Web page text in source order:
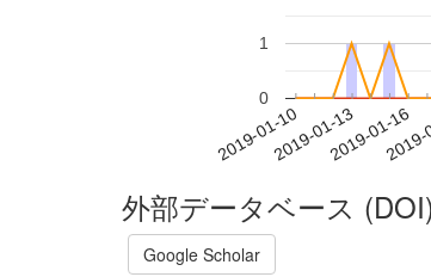
2019-01-102019-01-132019-01-16
0
1
外部データベース
Google Scholar